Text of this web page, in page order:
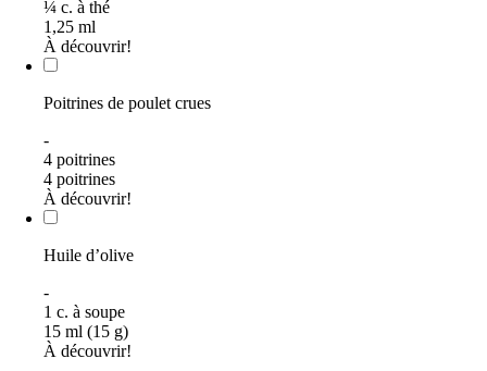
¼ c. à thé
1,25 ml
À découvrir!
Poitrines de poulet crues
-
4 poitrines
4 poitrines
À découvrir!
Huile d’olive
-
1 c. à soupe
15 ml (15 g)
À découvrir!